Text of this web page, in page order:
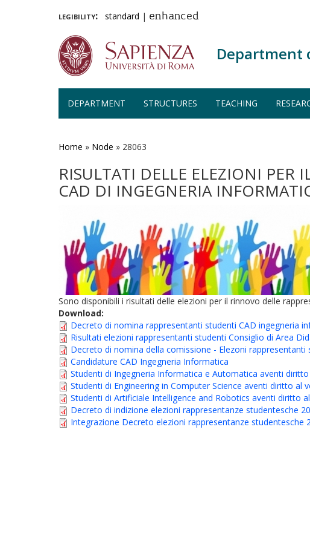
legibility: standard | enhanced
Department
DEPARTMENT STRUCTURES TEACHING
Home » Node » 28063
RISULTATI DELLE ELEZIONI PER
CAD DI INGEGNERIA
Sono disponibili i risultati delle elezioni per il rinnovo delle
Download:
Decreto di nomina rappresentanti studenti CAD ingegneria
Risultati elezioni rappresentanti studenti Consiglio di Area
Decreto di nomina della comissione - Elezoni
Candidature CAD Ingegneria Informatica
Studenti di Ingegneria Informatica e Automatica aventi
Studenti di Engineering in Computer Science aventi diritto al
Studenti di Artificiale Intelligence and Robotics aventi diritto
Decreto di indizione elezioni rappresentanze studentesche
Integrazione Decreto elezioni rappresentanze studentesche